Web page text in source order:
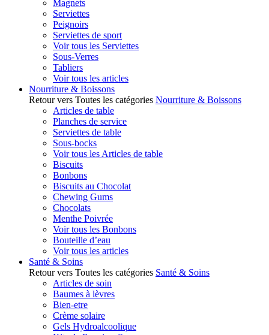
Magnets
Serviettes
Peignoirs
Serviettes de sport
Voir tous les Serviettes
Sous-Verres
Tabliers
Voir tous les articles
Nourriture & Boissons
Retour vers Toutes les catégories Nourriture & Boissons
Articles de table
Planches de service
Serviettes de table
Sous-bocks
Voir tous les Articles de table
Biscuits
Bonbons
Biscuits au Chocolat
Chewing Gums
Chocolats
Menthe Poivrée
Voir tous les Bonbons
Bouteille d’eau
Voir tous les articles
Santé & Soins
Retour vers Toutes les catégories Santé & Soins
Articles de soin
Baumes à lèvres
Bien-etre
Crème solaire
Gels Hydroalcoolique